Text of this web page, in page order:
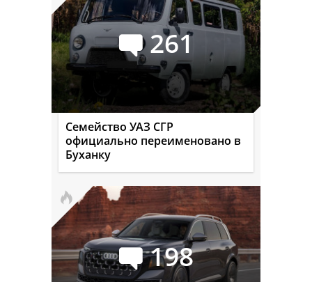
261
Семейство УАЗ СГР
официально переименовано в
Буханку
198